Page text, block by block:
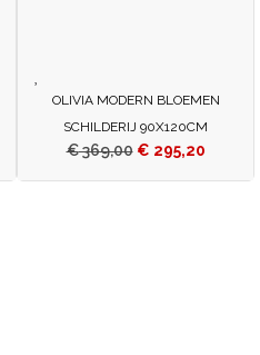
OLIVIA MODERN BLOEMEN
SCHILDERIJ 90X120CM
€369,00 € 295,20